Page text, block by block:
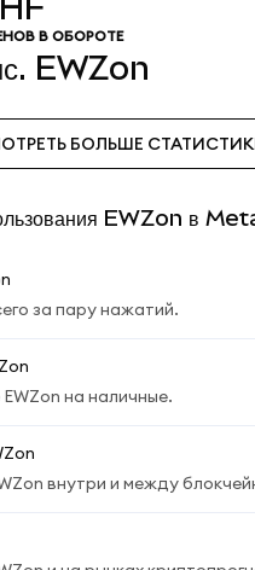
В ОБОРОТЕ
EWZon
БОЛЬШЕ
EWZon в
за пару нажатий.
на наличные.
внутри и между